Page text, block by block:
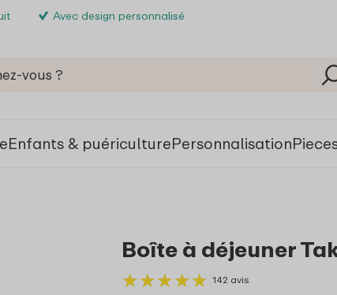
Avec design personnalisé
Enfants & puériculturePersonnalisation
Boîte à déjeuner
★★★★★
★★★★★ 142 avis